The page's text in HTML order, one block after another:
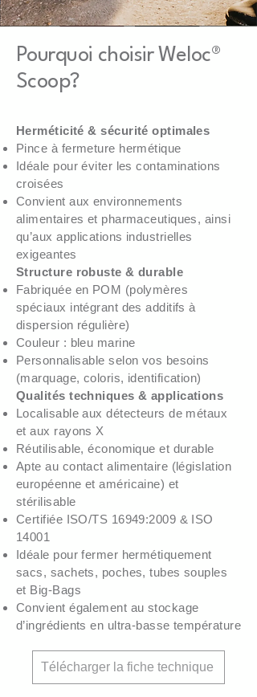
110ML
55ML
Pourquoi choisir Weloc®
Scoop?
Herméticité & sécurité optimales
Pince à fermeture hermétique
Idéale pour éviter les contaminations
croisées
Convient aux environnements
alimentaires et pharmaceutiques, ainsi
qu’aux applications industrielles
exigeantes
Structure robuste & durable
Fabriquée en POM (polymères
spéciaux intégrant des additifs à
dispersion régulière)
Couleur : bleu marine
Personnalisable selon vos besoins
(marquage, coloris, identification)
Qualités techniques & applications
Localisable aux détecteurs de métaux
et aux rayons X
Réutilisable, économique et durable
Apte au contact alimentaire (législation
européenne et américaine) et
stérilisable
Certifiée ISO/TS 16949:2009 & ISO
14001
Idéale pour fermer hermétiquement
sacs, sachets, poches, tubes souples
et Big-Bags
Convient également au stockage
d’ingrédients en ultra-basse température
Télécharger la fiche technique